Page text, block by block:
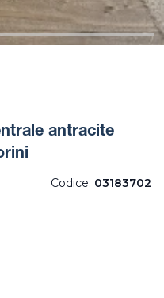
antracite
Codice: 03183702